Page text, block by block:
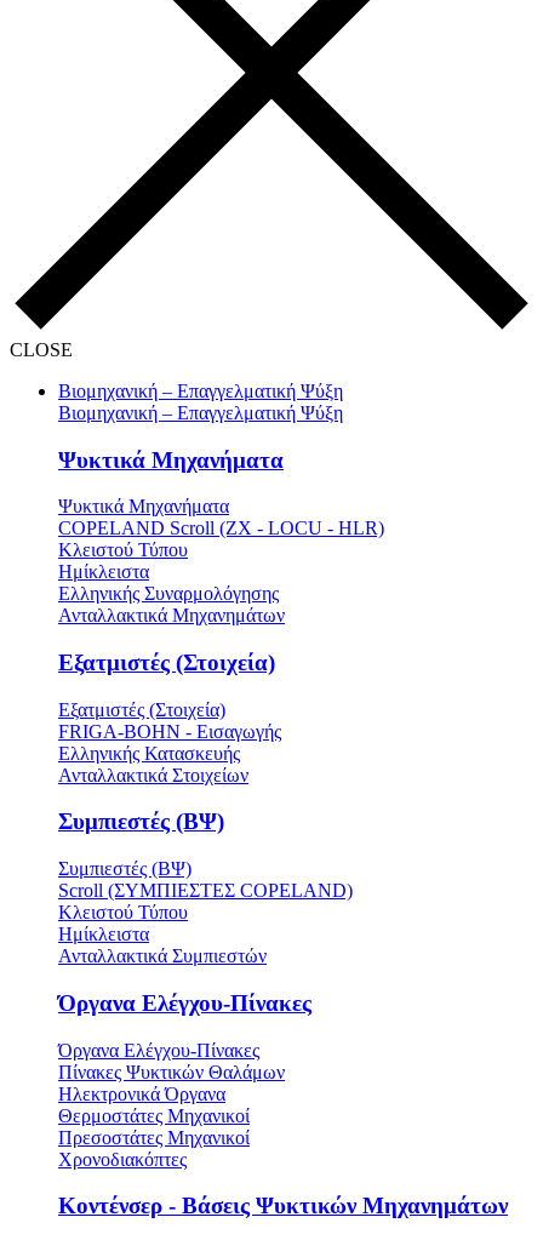
CLOSE
Βιομηχανική – Επαγγελματική Ψύξη
Βιομηχανική – Επαγγελματική Ψύξη
Ψυκτικά Μηχανήματα
Ψυκτικά Μηχανήματα
COPELAND Scroll (ZX - LOCU - HLR)
Κλειστού Τύπου
Ημίκλειστα
Ελληνικής Συναρμολόγησης
Ανταλλακτικά Μηχανημάτων
Εξατμιστές (Στοιχεία)
Εξατμιστές (Στοιχεία)
FRIGA-BOHN - Εισαγωγής
Ελληνικής Κατασκευής
Ανταλλακτικά Στοιχείων
Συμπιεστές (ΒΨ)
Συμπιεστές (ΒΨ)
Scroll (ΣΥΜΠΙΕΣΤΕΣ COPELAND)
Κλειστού Τύπου
Ημίκλειστα
Ανταλλακτικά Συμπιεστών
Όργανα Ελέγχου-Πίνακες
Όργανα Ελέγχου-Πίνακες
Πίνακες Ψυκτικών Θαλάμων
Ηλεκτρονικά Όργανα
Θερμοστάτες Μηχανικοί
Πρεσοστάτες Μηχανικοί
Χρονοδιακόπτες
Κοντένσερ - Βάσεις Ψυκτικών Μηχανημάτων